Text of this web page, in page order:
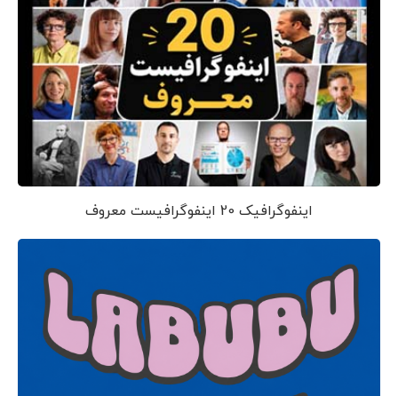
اینفوگرافیک 20 اینفوگرافیست معروف